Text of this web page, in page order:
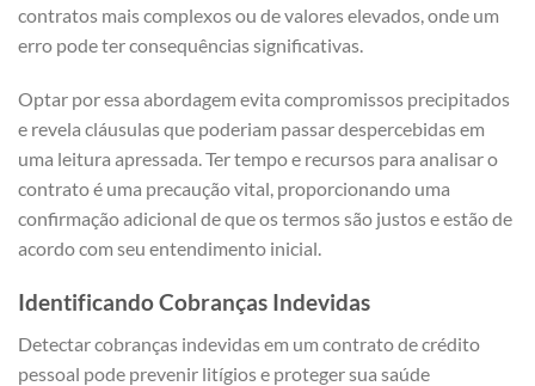
contratos mais complexos ou de valores elevados, onde um
erro pode ter consequências significativas.
Optar por essa abordagem evita compromissos precipitados
e revela cláusulas que poderiam passar despercebidas em
uma leitura apressada. Ter tempo e recursos para analisar o
contrato é uma precaução vital, proporcionando uma
confirmação adicional de que os termos são justos e estão de
acordo com seu entendimento inicial.
Identificando Cobranças Indevidas
Detectar cobranças indevidas em um contrato de crédito
pessoal pode prevenir litígios e proteger sua saúde